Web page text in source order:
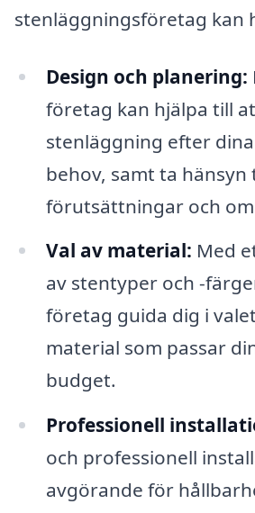
stenläggningsföretag kan
Design och planering:
företag kan hjälpa till
stenläggning efter
behov, samt ta hänsyn
förutsättningar och
Val av material: Med
av stentyper och -
företag guida dig i
material som passar
budget.
Professionell
och professionell
avgörande för